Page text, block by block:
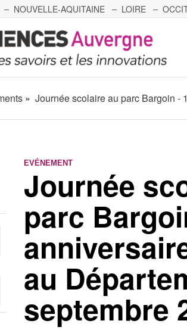
NOUVELLE-AQUITAINE LOIRE
EST BOURGOGNE-FRANCHE-COMTÉ
Journée scolaire au parc Bargoin -
EVÉNEMENT
Journée
parc
au
septembre